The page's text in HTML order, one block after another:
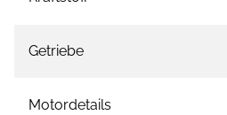
Getriebe
Motordetails